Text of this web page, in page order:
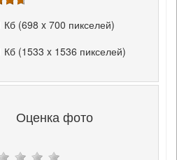
Кб (698 x 700 пикселей)
Кб (1533 x 1536 пикселей)
Оценка фото